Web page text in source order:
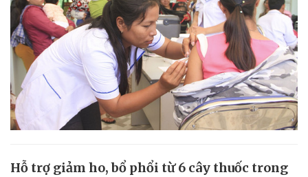
Hỗ trợ giảm ho, bổ phổi từ 6 cây thuốc trong